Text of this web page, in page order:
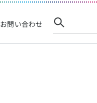
お問い合わせ